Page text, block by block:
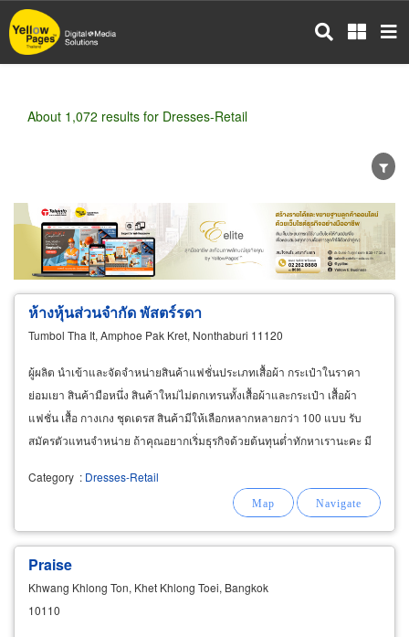
Skip
to
main
About 1,072 results for Dresses-Retail
Wholesale Retail Manufacturer
Dealer
Exporter/Importer
Service Business
ห้างหุ้นส่วนจำกัด พัสตร์รดา
Tumbol Tha It, Amphoe Pak Kret, Nonthaburi 11120
ผู้ผลิต นำเข้าและจัดจำหน่ายสินค้าแฟชั่นประเภทเสื้อผ้า กระเป๋าในราคา
ย่อมเยา สินค้ามือหนึ่ง สินค้าใหม่ไม่ตกเทรนทั้งเสื้อผ้าและกระเป๋า เสื้อผ้า
แฟชั่น เสื้อ กางเกง ชุดเดรส สินค้ามีให้เลือกหลากหลายกว่า 100 แบบ รับ
สมัครตัวแทนจำหน่าย ถ้าคุณอยากเริ่มธุรกิจด้วยต้นทุนต่ำทักหาเรานะคะ มี
Category : Dresses-Retail
Praise
Khwang Khlong Ton, Khet Khlong Toei, Bangkok
10110